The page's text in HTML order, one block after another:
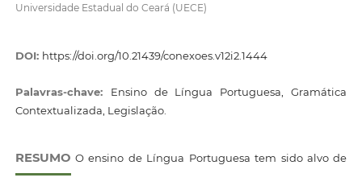
Universidade Estadual do Ceará (UECE)
DOI: https://doi.org/10.21439/conexoes.v12i2.1444
Palavras-chave: Ensino de Língua Portuguesa, Gramática
Contextualizada, Legislação.
RESUMO O ensino de Língua Portuguesa tem sido alvo de